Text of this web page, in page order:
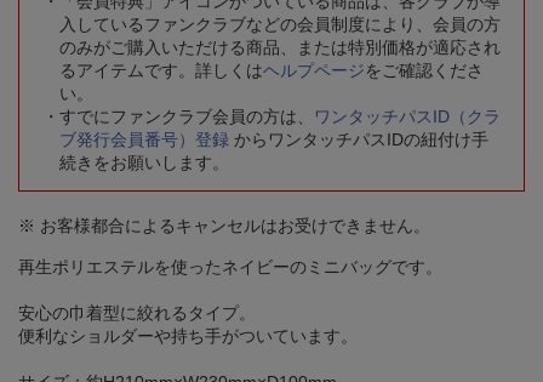
入しているファンクラブなどの会員制度により、会員の方
のみがご購入いただける商品、または特別価格が適応され
るアイテムです。詳しくはヘルプページをご確認くださ
い。
すでにファンクラブ会員の方は、
ワンタッチパスID（クラ
ブ発行会員番号）登録 からワンタッチパスIDの紐付け手
続きをお願いします。
※ お客様都合によるキャンセルはお受けできません。
再生ポリエステルを使ったネイビーのミニバッグです。
安心の巾着型に絞れるタイプ。
便利なショルダーや持ち手がついています。